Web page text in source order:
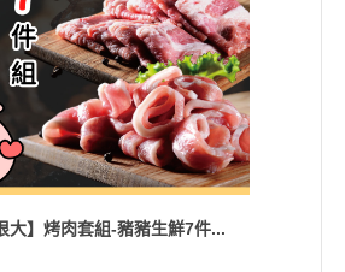
大】烤肉套組-豬豬生鮮7件...